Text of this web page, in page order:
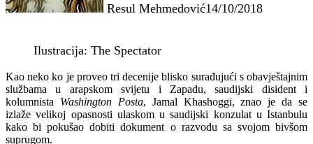
Resul Mehmedović14/10/2018
Ilustracija: The Spectator
Kao neko ko je proveo tri decenije blisko surađujući s obavještajnim
službama u arapskom svijetu i Zapadu, saudijski disident i
kolumnista Washington Posta, Jamal Khashoggi, znao je da se
izlaže velikoj opasnosti ulaskom u saudijski konzulat u Istanbulu
kako bi pokušao dobiti dokument o razvodu sa svojom bivšom
suprugom.